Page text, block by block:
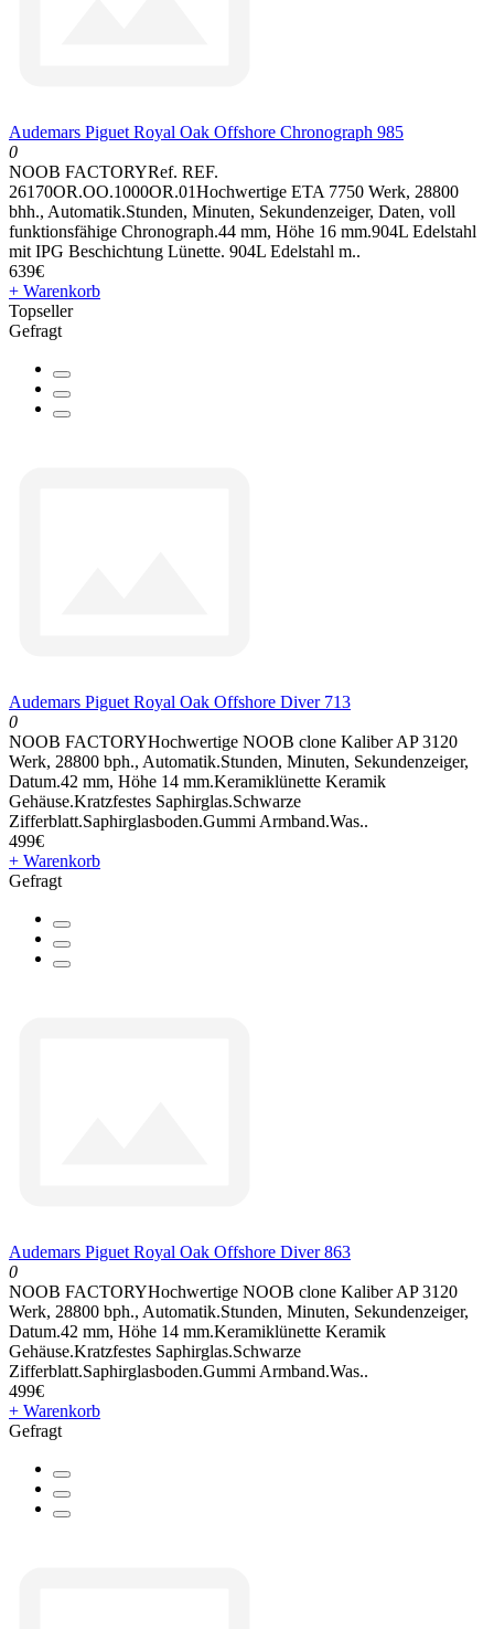
Audemars Piguet Royal Oak Offshore Chronograph 985
0
NOOB FACTORYRef. REF.
26170OR.OO.1000OR.01Hochwertige ETA 7750 Werk, 28800
bhh., Automatik.Stunden, Minuten, Sekundenzeiger, Daten, voll
funktionsfähige Chronograph.44 mm, Höhe 16 mm.904L Edelstahl
mit IPG Beschichtung Lünette. 904L Edelstahl m..
639€
+ Warenkorb
Topseller
Gefragt
Audemars Piguet Royal Oak Offshore Diver 713
0
NOOB FACTORYHochwertige NOOB clone Kaliber AP 3120
Werk, 28800 bph., Automatik.Stunden, Minuten, Sekundenzeiger,
Datum.42 mm, Höhe 14 mm.Keramiklünette Keramik
Gehäuse.Kratzfestes Saphirglas.Schwarze
Zifferblatt.Saphirglasboden.Gummi Armband.Was..
499€
+ Warenkorb
Gefragt
Audemars Piguet Royal Oak Offshore Diver 863
0
NOOB FACTORYHochwertige NOOB clone Kaliber AP 3120
Werk, 28800 bph., Automatik.Stunden, Minuten, Sekundenzeiger,
Datum.42 mm, Höhe 14 mm.Keramiklünette Keramik
Gehäuse.Kratzfestes Saphirglas.Schwarze
Zifferblatt.Saphirglasboden.Gummi Armband.Was..
499€
+ Warenkorb
Gefragt